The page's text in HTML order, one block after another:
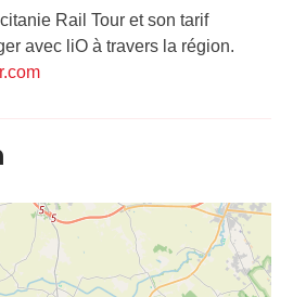
Rail Tour et son tarif
avec liO à travers la région.